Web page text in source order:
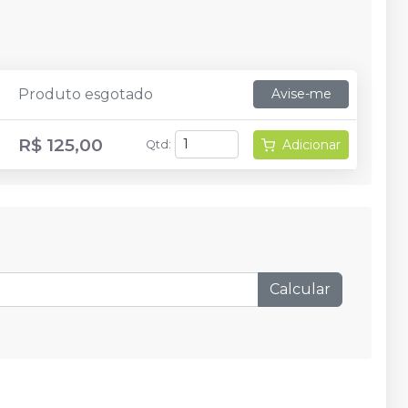
Produto esgotado Avise-me
R$ 125,00 Qtd : Adicionar
Calcular